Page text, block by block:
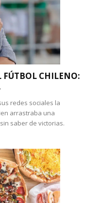
FÚTBOL CHILENO:
redes sociales la
arrastraba una
saber de victorias.